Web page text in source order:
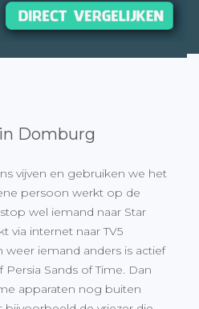
Domburg
vijven en gebruiken we het
persoon werkt op de
wel iemand naar Star
via internet naar TV5
weer iemand anders is actief
Sands of Time. Dan
apparaten nog buiten